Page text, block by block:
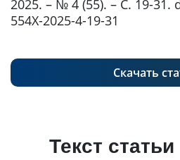
2025. – № 4 (55). – С. 19-31.
554X-2025-4-19-31
Скачать
Текст